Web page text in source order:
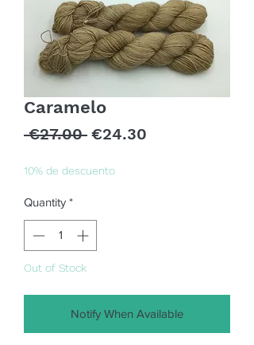
Caramelo
€27.00 Regular
€24.30
10% de descuento
Quantity *
Out of Stock
Notify When Available